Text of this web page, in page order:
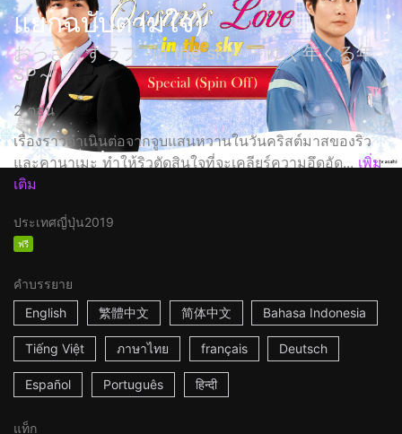
แยกฉบับตามใจ)
おっさんずラブ -in the sky- ～ゆく年くる年
SP～
2 ตอน
เรื่องราวดำเนินต่อจากจูบแสนหวานในวันคริสต์มาสของริว
และคานาเมะ ทำให้ริวตัดสินใจที่จะเคลียร์ความอึดอัด... เพิ่ม
เติม
ประเทศญี่ปุ่น2019
ฟรี
คำบรรยาย
English
繁體中文 简体中文 Bahasa Indonesia
Tiếng Việt ภาษาไทย français Deutsch
Español Português हिन्दी
แท็ก